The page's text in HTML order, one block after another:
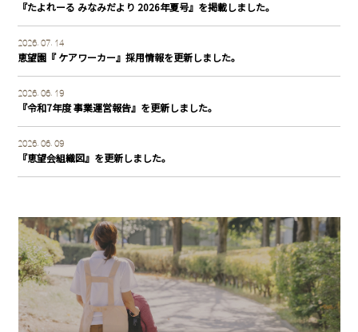
Blog広
誌
人
内
用
情
報
Recruit情
『たよれーる みなみだより 2026年夏号』を掲載しました。
2026. 07. 14
恵望園『 ケアワーカー』採用情報を更新しました。
2026. 06. 19
『令和7年度 事業運営報告』を更新しました。
2026. 06. 09
『恵望会組織図』を更新しました。